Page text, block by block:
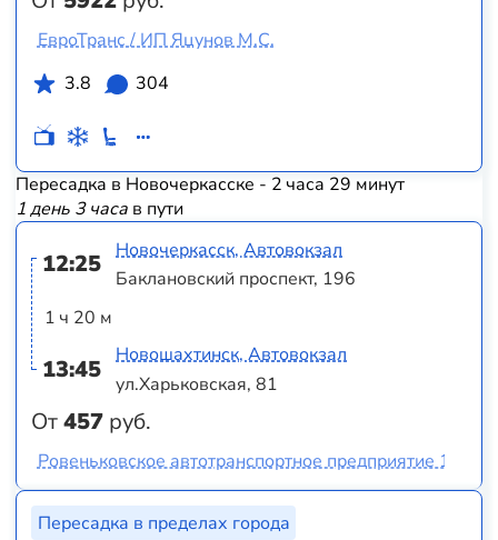
ЕвроТранс / ИП Яцунов М.С.
3.8
304
Пересадка в Новочеркасске - 2 часа 29 минут
1 день 3 часав пути
12:25
1 ч 20 м
13:45
От457 руб.
Новочеркасск, Автовокзал
Баклановский проспект, 196
Новошахтинск, Автовокзал
ул.Харьковская, 81
Ровеньковское автотранспортное предприятие 10956
Пересадка в пределах города